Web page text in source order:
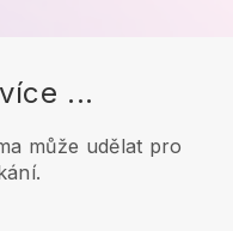
...
může udělat pro